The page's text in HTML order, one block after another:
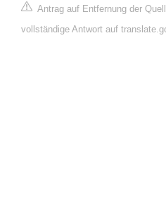
Antrag auf Entfernung der
vollständige Antwort auf